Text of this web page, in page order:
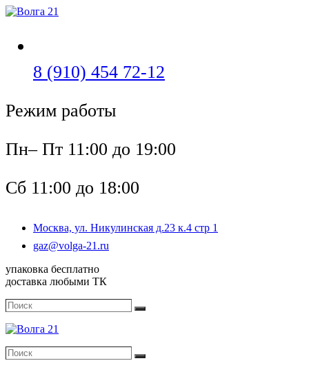
Перейти
8 (910) 454 72-12
Режим работы
Пн– Пт 11:00 до 19:00
Сб 11:00 до 18:00
Москва, ул. Никулинская д.23 к.4 стр 1
gaz@volga-21.ru
упаковка бесплатно
доставка любыми ТК
Поиск
Поиск
Поиск
Поиск